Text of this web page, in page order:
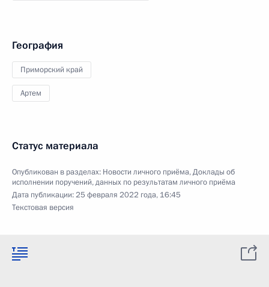
География
Приморский край
Артем
Статус материала
Опубликован в разделах: Новости личного приёма,Доклады об
исполнении поручений, данных по результатам личного приёма
Дата публикации:25 февраля 2022 года, 16:45
Текстовая версия